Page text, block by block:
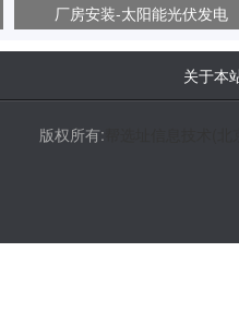
厂房安装-太阳能光伏发电
关于本
版权所有: